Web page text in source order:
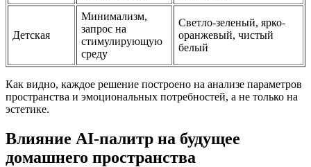
Детская
Минимализм,
запрос на
стимулирующую
среду
Светло-зеленый, ярко-
оранжевый, чистый
белый
Как видно, каждое решение построено на анализе параметров
пространства и эмоциональных потребностей, а не только на
эстетике.
Влияние AI-палитр на будущее
домашнего пространства